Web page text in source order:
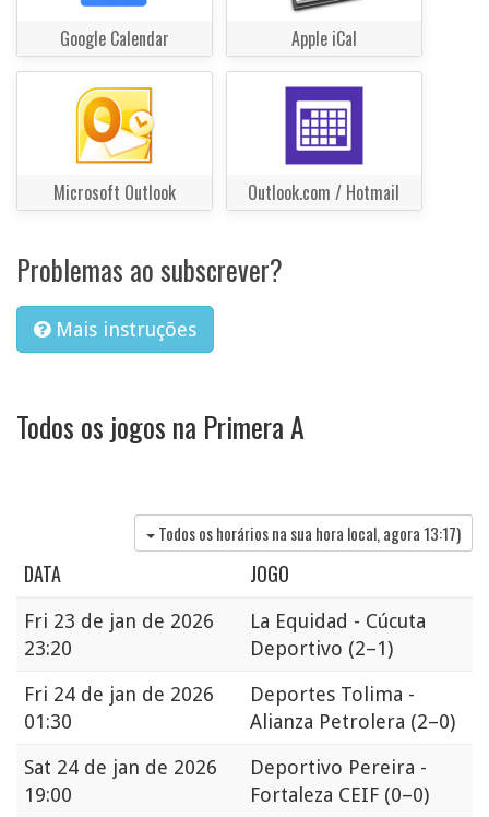
Google Calendar Apple iCal
Microsoft Outlook Outlook.com / Hotmail
Problemas ao subscrever?
Mais instruções
Todos os jogos na Primera A
Todos os horários na sua hora local, agora 13:17)
DATA JOGO
Fri 23 de jan de 2026
23:20
La Equidad - Cúcuta
Deportivo (2–1)
Fri 24 de jan de 2026
01:30
Deportes Tolima -
Alianza Petrolera (2–0)
Sat 24 de jan de 2026
19:00
Deportivo Pereira -
Fortaleza CEIF (0–0)